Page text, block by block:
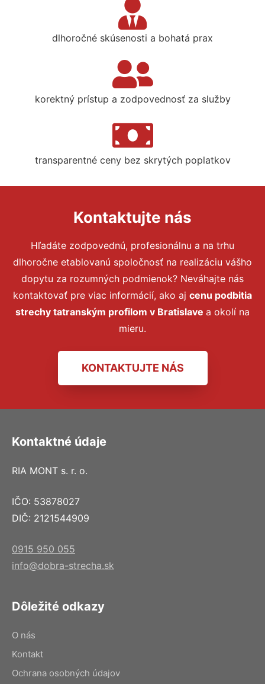
dlhoročné skúsenosti a bohatá prax
korektný prístup a zodpovednosť za služby
transparentné ceny bez skrytých poplatkov
Kontaktujte nás
Hľadáte zodpovednú, profesionálnu a na trhu
dlhoročne etablovanú spoločnosť na realizáciu vášho
dopytu za rozumných podmienok? Neváhajte nás
kontaktovať pre viac informácií, ako aj cenu podbitia
strechy tatranským profilom v Bratislave a okolí na
mieru.
KONTAKTUJTE NÁS
Kontaktné údaje
RIA MONT s. r. o.
IČO: 53878027
DIČ: 2121544909
0915 950 055
info@dobra-strecha.sk
Dôležité odkazy
O nás
Kontakt
Ochrana osobných údajov